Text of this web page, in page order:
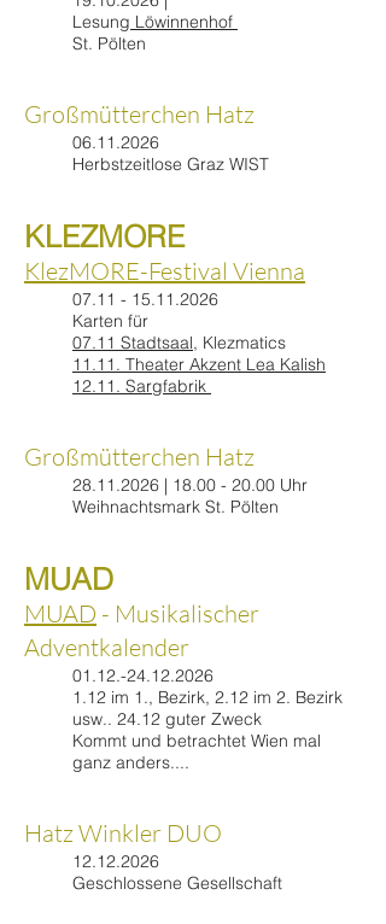
Lesung Löwinnenhof
St. Pölten
​Großmütterchen Hatz
06.11.2026
Herbstzeitlose Graz WIST
KLEZMORE
KlezMORE-Festival Vienna
07.11 - 15.11.2026
Karten für
07.11 Stadtsaal, Klezmatics
11.11. Theater Akzent Lea Kalish
12.11. Sargfabrik
Großmütterchen Hatz
28.11.2026 | 18.00 - 20.00 Uhr
Weihnachtsmark St. Pölten
MUAD
MUAD - Musikalischer
Adventkalender
01.12.-24.12.2026
1.12 im 1., Bezirk, 2.12 im 2. Bezirk
usw.. 24.12 guter Zweck
Kommt und betrachtet Wien mal
ganz anders....
Hatz Winkler DUO
12.12.2026
Geschlossene Gesellschaft